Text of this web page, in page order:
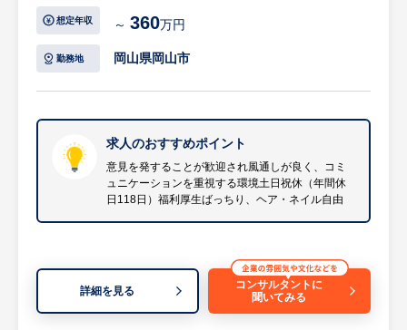
立しています。現在は将来的なグループ売上
300億円の達成を目指しており、さらなる事
業拡大と組織体制の強化を図っています。安
・今回募集する営業事務ポジションは、介護
でお困りのお客様からの問い合わせに対応
し、適切なサポートへ繋ぐ重要なお仕事で
す。既存のスタッフも全員未経験からスター
な残業は一切なく、勤務地も本社オフィス内
のため、困ったことがあってもすぐに周囲の
先輩や上司に相談・フォローしてもらえる安
す）
■電話対応
■カスタマサポートとしてお客様との商談の
場に同席して頂く場合もあります。
※カスタマサポートとしての販売促進など、
他チームメンバーと相談しながら⾊々なこと
にチャレンジいただける環境です。
‧「受付‧インフォメーション‧コンシェルジ
ュ」向けブランド
‧「美容サロン‧各種クリニック（特に審美関
想定年収 ～ 360万円
勤務地 岡山県岡山市
求人のおすすめポイント
意⾒を発することが歓迎され⾵通しが良く、コミ
ュニケーションを重視する環境土日祝休（年間休
日118日）福利厚生ばっちり、ヘア・ネイル自由
詳細を見る
コンサルタントに
聞いてみる